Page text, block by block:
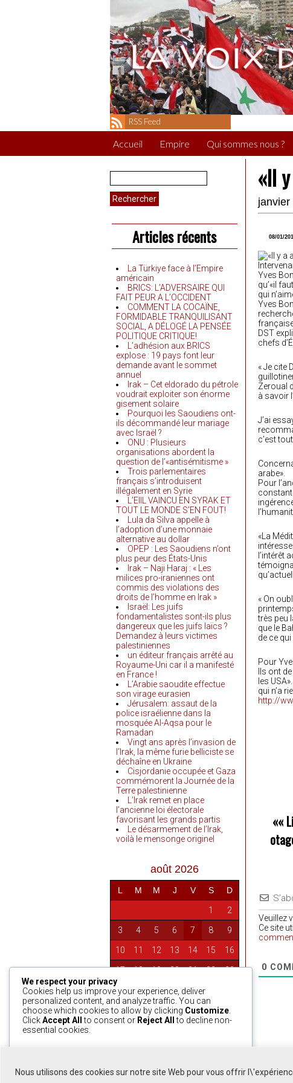
Nous utilisons des cookies sur notre site Web pour vous offrir
RSS Feed
Accueil Empire Qui sommes nous ?
Rechercher :
Articles récents
La Türkiye face à l’Empire
américain
BRICS: L’ADVERSAIRE QUI
FAIT PEUR A L’OCCIDENT
COMMENT LA COCAÏNE,
FORMIDABLE TRANQUILISANT
SOCIAL, A DÉLOGÉ LA PENSÉE
POLITIQUE CRITIQUE!
L’adhésion aux BRICS
explose : 19 pays font leur
demande avant le sommet
annuel
Irak – Cet eldorado du pétrole
voudrait exploiter son énorme
gisement solaire
Pourquoi les Saoudiens ont-
ils décommandé leur mariage
avec Israël ?
ONU : Plusieurs
organisations abordent la
question de l’«antisémitisme »
Trois parlementaires
français s’introduisent
illégalement en Syrie
L’EIIL VAINCU EN SYRAK ET
TOUT LE MONDE S’EN FOUT!
Lula da Silva appelle à
l’adoption d’une monnaie
alternative au dollar
OPEP : Les Saoudiens n’ont
plus peur des États-Unis
Irak – Naji Haraj : « Les
milices pro-iraniennes ont
commis des violations des
droits de l’homme en Irak »
Israël: Les juifs
fondamentalistes sont-ils plus
dangereux que les juifs laïcs ?
Demandez à leurs victimes
palestiniennes
un éditeur français arrêté au
Royaume-Uni car il a manifesté
en France !
L’Arabie saoudite effectue
son virage eurasien
Jérusalem: assaut de la
police israélienne dans la
mosquée Al-Aqsa pour le
Ramadan
Vingt ans après l’invasion de
l’Irak, la même furie belliciste se
déchaîne en Ukraine
Cisjordanie occupée et Gaza
commémorent la Journée de la
Terre palestinienne
L’Irak remet en place
l’ancienne loi électorale
favorisant les grands partis
Le désarmement de l’Irak,
voilà le mensonge originel
août 2026
L M M J V S D
1 2
3 4 5 6 7 8 9
10 11 12 13 14 15 16
17 18 19 20 21 22 23
24 25 26 27 28
31
«Il
janvier
08/01/
Yves
qu’«il
qui
Yves
DST
chefs
« Je cite
Zeroual
à savoir
J’ai
c’est
arabe».
Pour
«La
l’intérêt
« On
très peu
que le
de ce
Pour
Ils ont
les
qui n’a
http://
««
Veuillez
Ce site
0
We respect your privacy
Cookies help us improve your experience, deliver
personalized content, and analyze traffic. You can
choose which cookies to allow by clicking Customize
ClickAccept All to consent or Reject All
to decline non-
essential cookies.
Powered by